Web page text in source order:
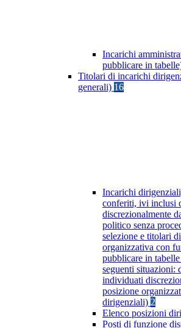
Incarichi
pubblicare in
Titolari di incarichi
generali) 16
Incarichi
conferiti, ivi inclusi
discrezionalmente
politico senza
selezione e titolari
organizzativa con
pubblicare in
seguenti situazioni:
individuati
posizione
dirigenziali) 2
Elenco posizioni
Posti di funzione